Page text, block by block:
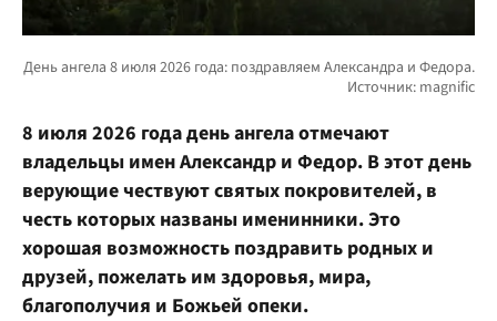
8 июля 2026 года день ангела отмечают
владельцы имен Александр и Федор. В этот день
верующие чествуют святых покровителей, в
честь которых названы именинники. Это
хорошая возможность поздравить родных и
друзей, пожелать им здоровья, мира,
благополучия и Божьей опеки.